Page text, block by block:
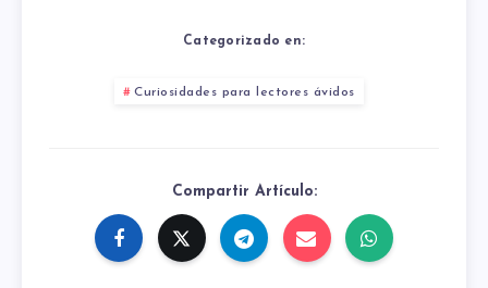
Categorizado en:
Curiosidades para lectores ávidos
Compartir Artículo: